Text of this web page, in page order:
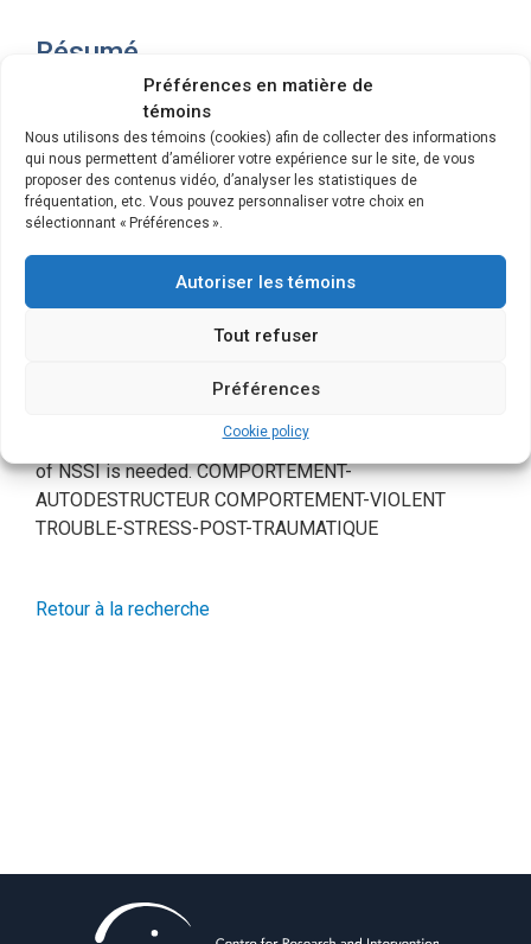
Préférences en matière de
témoins
Nous utilisons des témoins (cookies) afin de collecter des informations
qui nous permettent d’améliorer votre expérience sur le site, de vous
proposer des contenus vidéo, d’analyser les statistiques de
fréquentation, etc. Vous pouvez personnaliser votre choix en
sélectionnant « Préférences ».
Autoriser les témoins
Tout refuser
Préférences
Cookie policy
Résumé
The present research investigated wall/object punching
as a form of nonsuicidal self‐injury (NSSI) among 1,143
veterans seeking treatment for posttraumatic stress
disorder (PTSD). Wall/object punching was remarkably
common in this sample (43%), and its inclusion in the
recent NSSI by 14%. As expected, wall/object punching
NSSI, post‐NSSI relief, and suicide ideation. Male
more likely to engage in wall/object punching than
research on this important but under‐recognized form
of NSSI is needed. COMPORTEMENT-
AUTODESTRUCTEUR COMPORTEMENT-VIOLENT
TROUBLE-STRESS-POST-TRAUMATIQUE
Retour à la recherche